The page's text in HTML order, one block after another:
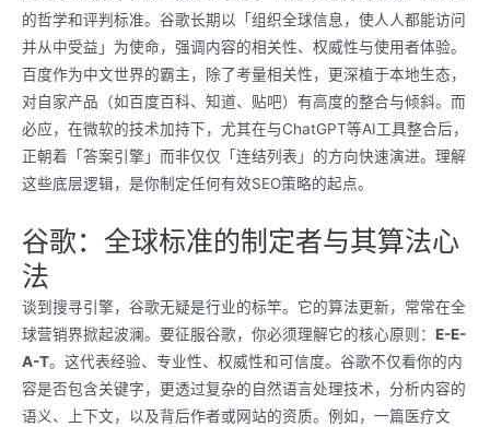
的哲学和评判标准。谷歌长期以「组织全球信息，使人人都能访问
并从中受益」为使命，强调内容的相关性、权威性与使用者体验。
百度作为中文世界的霸主，除了考量相关性，更深植于本地生态，
对自家产品（如百度百科、知道、贴吧）有高度的整合与倾斜。而
必应，在微软的技术加持下，尤其在与ChatGPT等AI工具整合后，
正朝着「答案引擎」而非仅仅「连结列表」的方向快速演进。理解
这些底层逻辑，是你制定任何有效SEO策略的起点。
谷歌：全球标准的制定者与其算法心
法
谈到搜寻引擎，谷歌无疑是行业的标竿。它的算法更新，常常在全
球营销界掀起波澜。要征服谷歌，你必须理解它的核心原则： E-E-
A-T。这代表经验、专业性、权威性和可信度。谷歌不仅看你的内
容是否包含关键字，更透过复杂的自然语言处理技术，分析内容的
语义、上下文，以及背后作者或网站的资质。例如，一篇医疗文